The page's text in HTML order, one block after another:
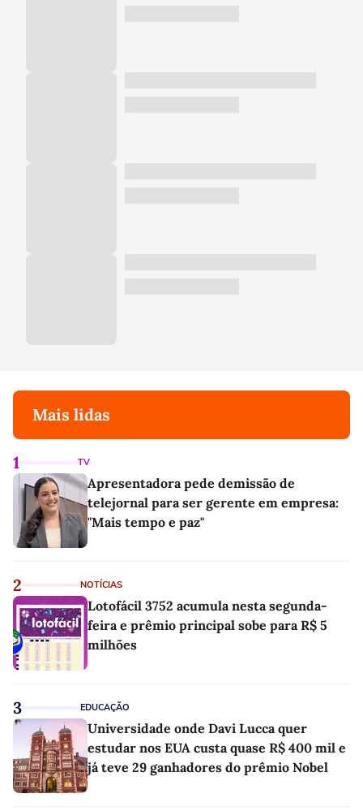
Mais lidas
1 TV
Apresentadora pede demissão de
telejornal para ser gerente em empresa:
"Mais tempo e paz"
2 NOTÍCIAS
Lotofácil 3752 acumula nesta segunda-
feira e prêmio principal sobe para R$ 5
milhões
3 EDUCAÇÃO
Universidade onde Davi Lucca quer
estudar nos EUA custa quase R$ 400 mil e
já teve 29 ganhadores do prêmio Nobel